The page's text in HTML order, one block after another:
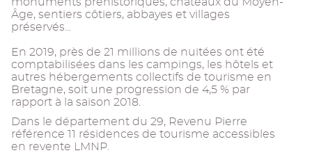
Âge, sentiers côtiers, abbayes et villages
préservés...
En 2019, près de 21 millions de nuitées ont été
comptabilisées dans les campings, les hôtels et
autres hébergements collectifs de tourisme en
Bretagne, soit une progression de 4,5 % par
rapport à la saison 2018.
Dans le département du 29, Revenu Pierre
référence 11 résidences de tourisme accessibles
en revente LMNP.